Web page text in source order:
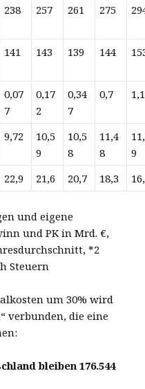
238 257 261 275
141 143 139 144
0,07
7
0,17
2
0,34
7
0,7 1,1
9,72
10,5
9
10,5
8
11,4
8
9
22,9 21,6 20,7 18,3
und eigene
und PK in Mrd. €,
*2
Steuern
um 30% wird
verbunden, die eine
bleiben 176.544